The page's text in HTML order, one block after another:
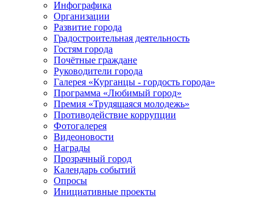
Инфографика
Организации
Развитие города
Градостроительная деятельность
Гостям города
Почётные граждане
Руководители города
Галерея «Курганцы - гордость города»
Программа «Любимый город»
Премия «Трудящаяся молодежь»
Противодействие коррупции
Фотогалерея
Видеоновости
Награды
Прозрачный город
Календарь событий
Опросы
Инициативные проекты